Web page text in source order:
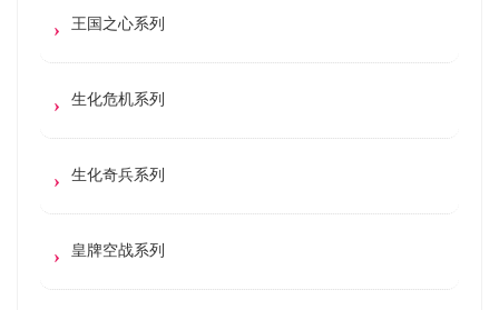
王国之心系列
生化危机系列
生化奇兵系列
皇牌空战系列